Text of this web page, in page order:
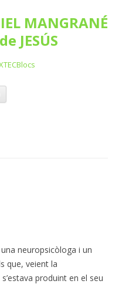
MANGRANÉ
JESÚS
Skip
content
neuropsicòloga i un
que, veient la
produint en el seu